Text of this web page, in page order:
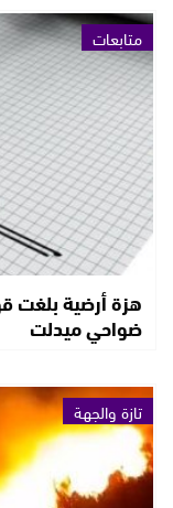
متابعات
ضواحي ميدلت
تازة والجهة